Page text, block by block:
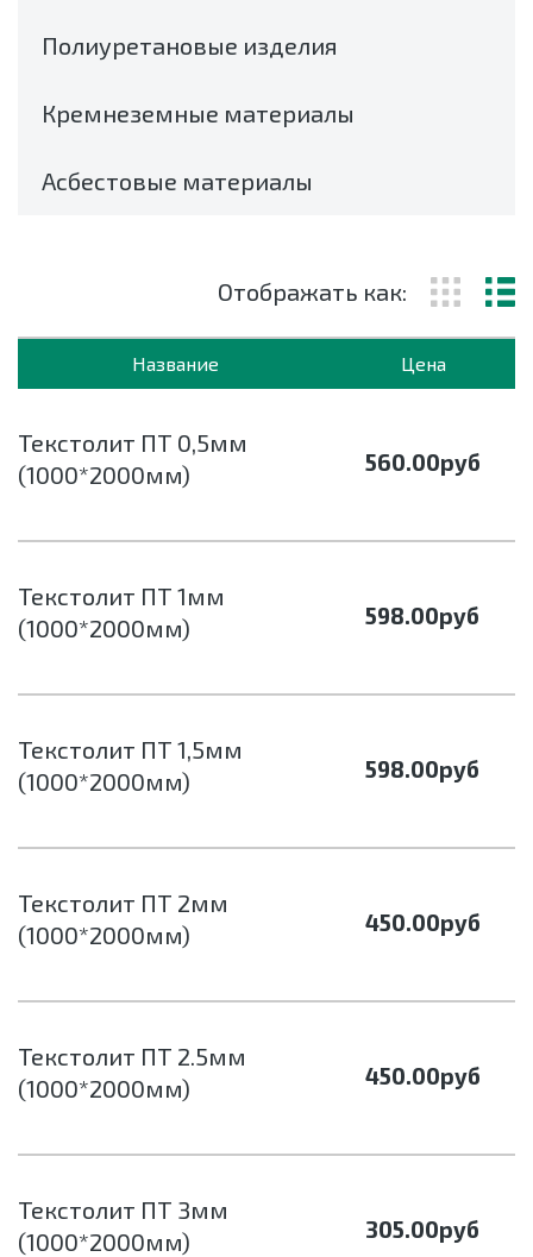
Отображать как:
Название Цена
Текстолит ПТ 0,5мм
(1000*2000мм)
560.00руб
Текстолит ПТ 1мм
(1000*2000мм)
598.00руб
Текстолит ПТ 1,5мм
(1000*2000мм)
598.00руб
Текстолит ПТ 2мм
(1000*2000мм)
450.00руб
Текстолит ПТ 2.5мм
(1000*2000мм)
450.00руб
Текстолит ПТ 3мм
(1000*2000мм)
305.00руб
Полиуретановые изделия
Кремнеземные материалы
Асбестовые материалы